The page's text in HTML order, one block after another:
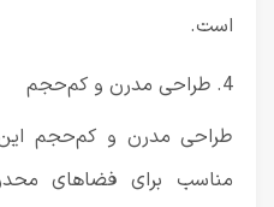
است.
4. طراحی مدرن و کم‌حجم
طراحی مدرن و کم‌حجم این
مناسب برای فضاهای